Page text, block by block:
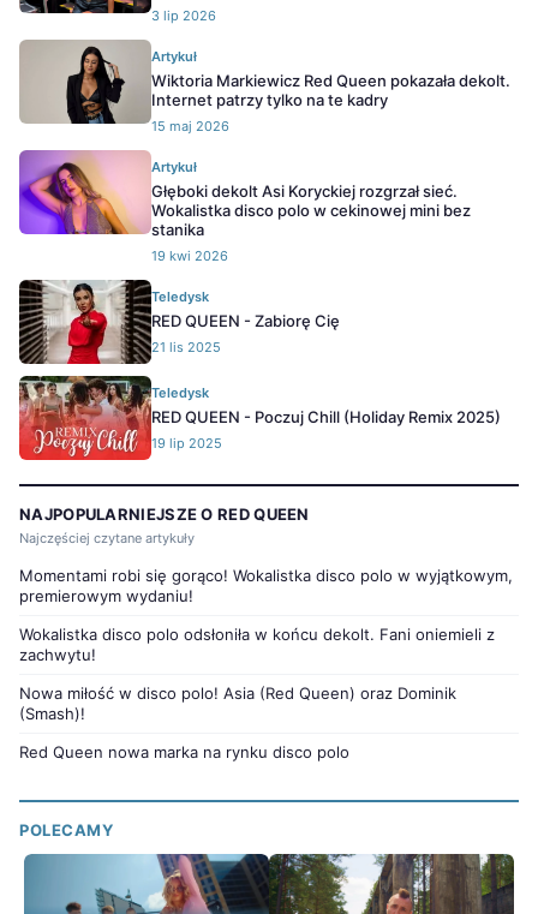
3 lip 2026
Artykuł
Wiktoria Markiewicz Red Queen pokazała dekolt.
Internet patrzy tylko na te kadry
15 maj 2026
Artykuł
Głęboki dekolt Asi Koryckiej rozgrzał sieć.
Wokalistka disco polo w cekinowej mini bez
stanika
19 kwi 2026
Teledysk
RED QUEEN - Zabiorę Cię
21 lis 2025
Teledysk
RED QUEEN - Poczuj Chill (Holiday Remix 2025)
19 lip 2025
NAJPOPULARNIEJSZE O RED QUEEN
Najczęściej czytane artykuły
Momentami robi się gorąco! Wokalistka disco polo w wyjątkowym,
premierowym wydaniu!
Wokalistka disco polo odsłoniła w końcu dekolt. Fani oniemieli z
zachwytu!
Nowa miłość w disco polo! Asia (Red Queen) oraz Dominik
(Smash)!
Red Queen nowa marka na rynku disco polo
POLECAMY